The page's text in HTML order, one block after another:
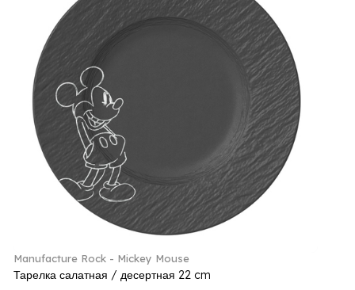
Manufacture Rock - Mickey Mouse
Тарелка салатная / десертная 22 cm